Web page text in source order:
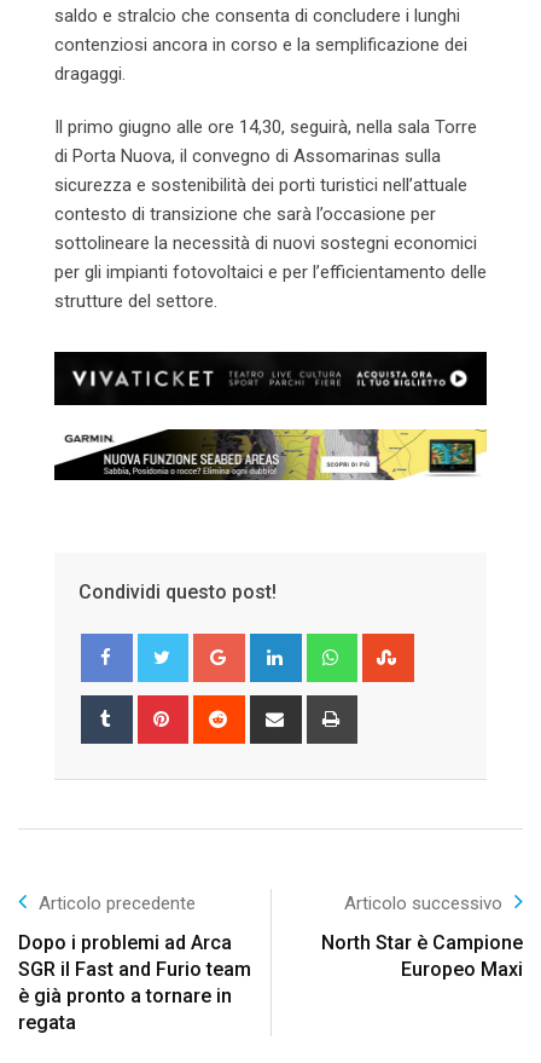
saldo e stralcio che consenta di concludere i lunghi
contenziosi ancora in corso e la semplificazione dei
dragaggi.
Il primo giugno alle ore 14,30, seguirà, nella sala Torre
di Porta Nuova, il convegno di Assomarinas sulla
sicurezza e sostenibilità dei porti turistici nell’attuale
contesto di transizione che sarà l’occasione per
sottolineare la necessità di nuovi sostegni economici
per gli impianti fotovoltaici e per l’efficientamento delle
strutture del settore.
Condividi questo post!
Google+ LinkedIn Whatsapp
Tumblr Pinterest Reddit
Share
Articolo precedente
Dopo i problemi ad Arca
SGR il Fast and Furio team
è già pronto a tornare in
regata
Articolo successivo
North Star è Campione
Europeo Maxi